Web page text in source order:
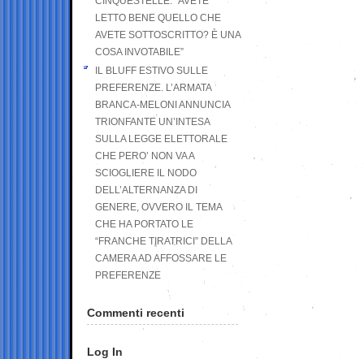
LETTO BENE QUELLO CHE
AVETE SOTTOSCRITTO? È UNA
COSA INVOTABILE”
IL BLUFF ESTIVO SULLE
PREFERENZE. L’ARMATA
BRANCA-MELONI ANNUNCIA
TRIONFANTE UN’INTESA
SULLA LEGGE ELETTORALE
CHE PERO’ NON VA A
SCIOGLIERE IL NODO
DELL’ALTERNANZA DI
GENERE, OVVERO IL TEMA
CHE HA PORTATO LE
“FRANCHE TIRATRICI” DELLA
CAMERA AD AFFOSSARE LE
PREFERENZE
Commenti recenti
Log In